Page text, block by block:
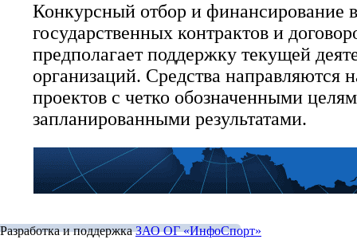
Конкурсный отбор и финансирование
государственных контрактов и
предполагает поддержку текущей
организаций. Средства направляются
проектов с четко обозначенными
запланированными результатами.
Разработка и поддержкаЗАО ОГ «ИнфоСпорт»